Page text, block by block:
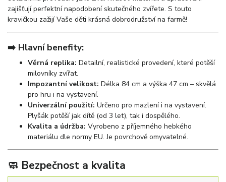
zajišťují perfektní napodobení skutečného zvířete. S touto
kravičkou zažijí Vaše děti krásná dobrodružství na farmě!
➡️ Hlavní benefity:
Věrná replika: Detailní, realistické provedení, které potěší
milovníky zvířat.
Impozantní velikost: Délka 84 cm a výška 47 cm – skvělá
pro hru i na vystavení.
Univerzální použití: Určeno pro mazlení i na vystavení.
Plyšák potěší jak dítě (od 3 let), tak i dospělého.
Kvalita a údržba: Vyrobeno z příjemného hebkého
materiálu dle normy EU. Je povrchově omyvatelné.
🧼 Bezpečnost a kvalita